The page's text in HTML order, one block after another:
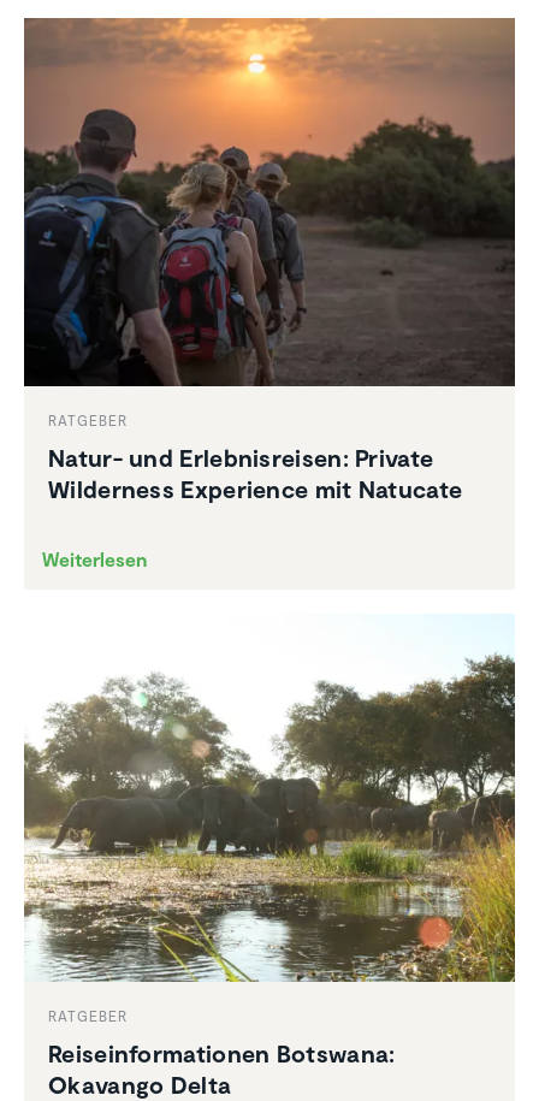
RATGEBER
Natur- und Erleb­nis­reisen: Private
Wilder­ness Experi­ence mit Natucate
Weiterlesen
RATGEBER
Reise­infor­ma­tionen Botswana:
Okavango Delta